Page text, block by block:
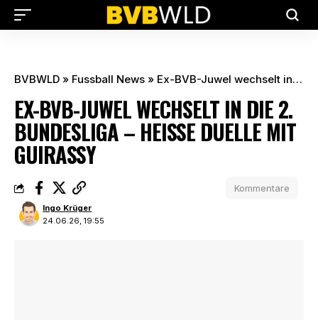
BVBWLD » Fussball News » Ex-BVB-Juwel wechselt in die 2. Bundesliga – Heiße Duelle mit Guirassy
EX-BVB-JUWEL WECHSELT IN DIE 2.
BUNDESLIGA – HEISSE DUELLE MIT G
UIRASSY
24.06.26, 19:55
Ingo Krüger
Kommentare